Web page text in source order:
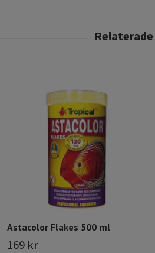
Astacolor Flakes 500 ml
169 kr